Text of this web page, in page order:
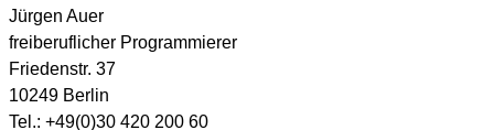
Jürgen Auer
freiberuflicher Programmierer
Friedenstr. 37
10249 Berlin
Tel.: +49(0)30 420 200 60